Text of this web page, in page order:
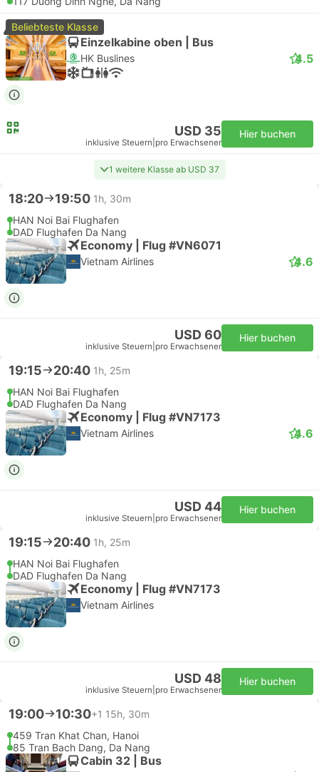
Beliebteste Klasse
Einzelkabine oben | Bus
HK Buslines 4.5
USD 35
inklusive Steuern pro Erwachsener
Hier buchen
1 weitere Klasse ab USD 37
18:20 19:50 1h, 30m
HAN Noi Bai Flughafen
DAD Flughafen Da Nang
Economy | Flug #VN6071
Vietnam Airlines 4.6
USD 60
inklusive Steuern pro Erwachsener
Hier buchen
19:15 20:40 1h, 25m
HAN Noi Bai Flughafen
DAD Flughafen Da Nang
Economy | Flug #VN7173
Vietnam Airlines 4.6
USD 44
inklusive Steuern pro Erwachsener
Hier buchen
19:15 20:40 1h, 25m
HAN Noi Bai Flughafen
DAD Flughafen Da Nang
Economy | Flug #VN7173
Vietnam Airlines
USD 48
inklusive Steuern pro Erwachsener
Hier buchen
19:00 10:30+1 15h, 30m
459 Tran Khat Chan, Hanoi
85 Tran Bach Dang, Da Nang
Cabin 32 | Bus